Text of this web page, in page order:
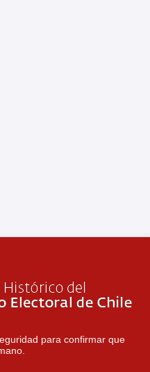
para confirmar que